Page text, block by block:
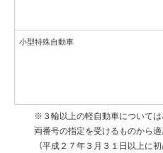
小型特殊自動車
※３輪以上の軽自動車については
両番号の指定を受けるものから適
（平成２７年３月３１日以上に